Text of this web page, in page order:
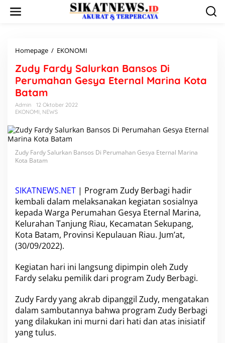
Homepage / EKONOMI
d
y
F
S
l
a
n
B
a
n
s
o
i
P
u
m
a
Zudy Fardy Salurkan Bansos Di
Perumahan Gesya Eternal Marina Kota
Batam
Admin
12 Oktober 2022
EKONOMI, NEWS
Zudy Fardy Salurkan Bansos Di Perumahan Gesya Eternal Marina
Kota Batam
SIKATNEWS.NET | Program Zudy Berbagi hadir
kembali dalam melaksanakan kegiatan sosialnya
kepada Warga Perumahan Gesya Eternal Marina,
Kelurahan Tanjung Riau, Kecamatan Sekupang,
Kota Batam, Provinsi Kepulauan Riau. Jum’at,
(30/09/2022).
Kegiatan hari ini langsung dipimpin oleh Zudy
Fardyselaku pemilik dari program Zudy Berbagi.
Zudy Fardyyang akrab dipanggil Zudy, mengatakan
dalam sambutannya bahwa program Zudy Berbagi
yang dilakukan ini murni dari hati dan atas inisiatif
yang tulus.